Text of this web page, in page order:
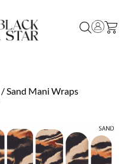
/ Sand Mani Wraps